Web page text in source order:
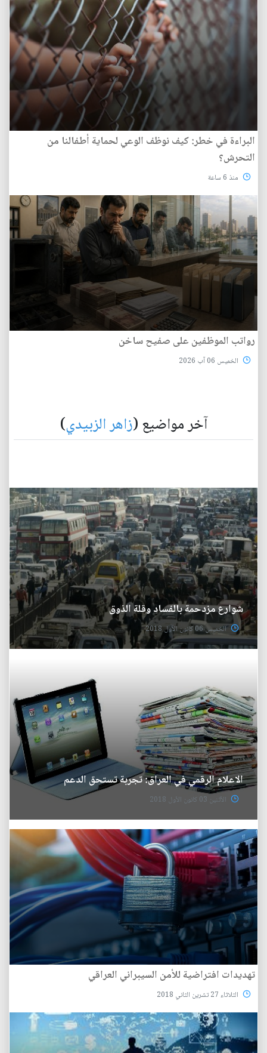
البراءة في خطر: كيف نوظف الوعي لحماية أطفالنا من
التحرش؟
منذ 6 ساعة
رواتب الموظفين على صفيح ساخن
الخميس 06 آب 2026
آخر مواضيع (زاهر الزبيدي)
شوارع مزدحمة بالفساد وقلة الذوق
الخميس 06 كانون الأول 2018
الاعلام الرقمي في العراق: تجربة تستحق الدعم
الأثنين 03 كانون الأول 2018
تهديدات افتراضية للأمن السيبراني العراقي
الثلاثاء 27 تشرين الثاني 2018